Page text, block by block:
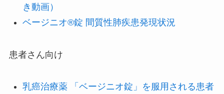
き動画）
ベージニオ®錠 間質性肺疾患発現状況
患者さん向け
乳癌治療薬 「ベージニオ錠」を服用される患者